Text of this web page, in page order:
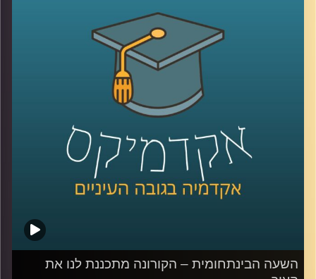
פרופ' גלעד הירשברגר, חוקר פסיכולוגיה
פוליטית מביה"ס ברוך איבצ'ר לפסיכולוגיה
באוניברסיטת רייכמן, מספר על מחקרים שונים
שמראים כי אנחנו חייבים גם ימין וגם שמאל,
ושבעצם גם כל אחד מהצדדים הפוליטיים מבין
קרדיט תמונות:AudioVersity
השעה הבינתחומית – הקורונה מתכננת לנו את